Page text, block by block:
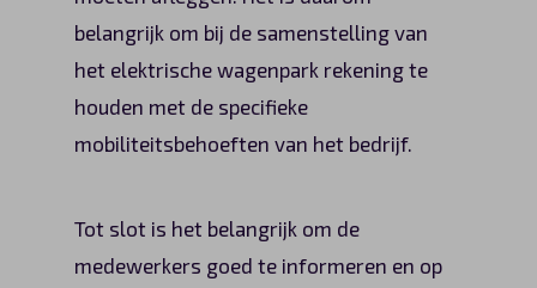
belangrijk om bij de samenstelling van
het elektrische wagenpark rekening te
houden met de specifieke
mobiliteitsbehoeften van het bedrijf.
Tot slot is het belangrijk om de
medewerkers goed te informeren en op